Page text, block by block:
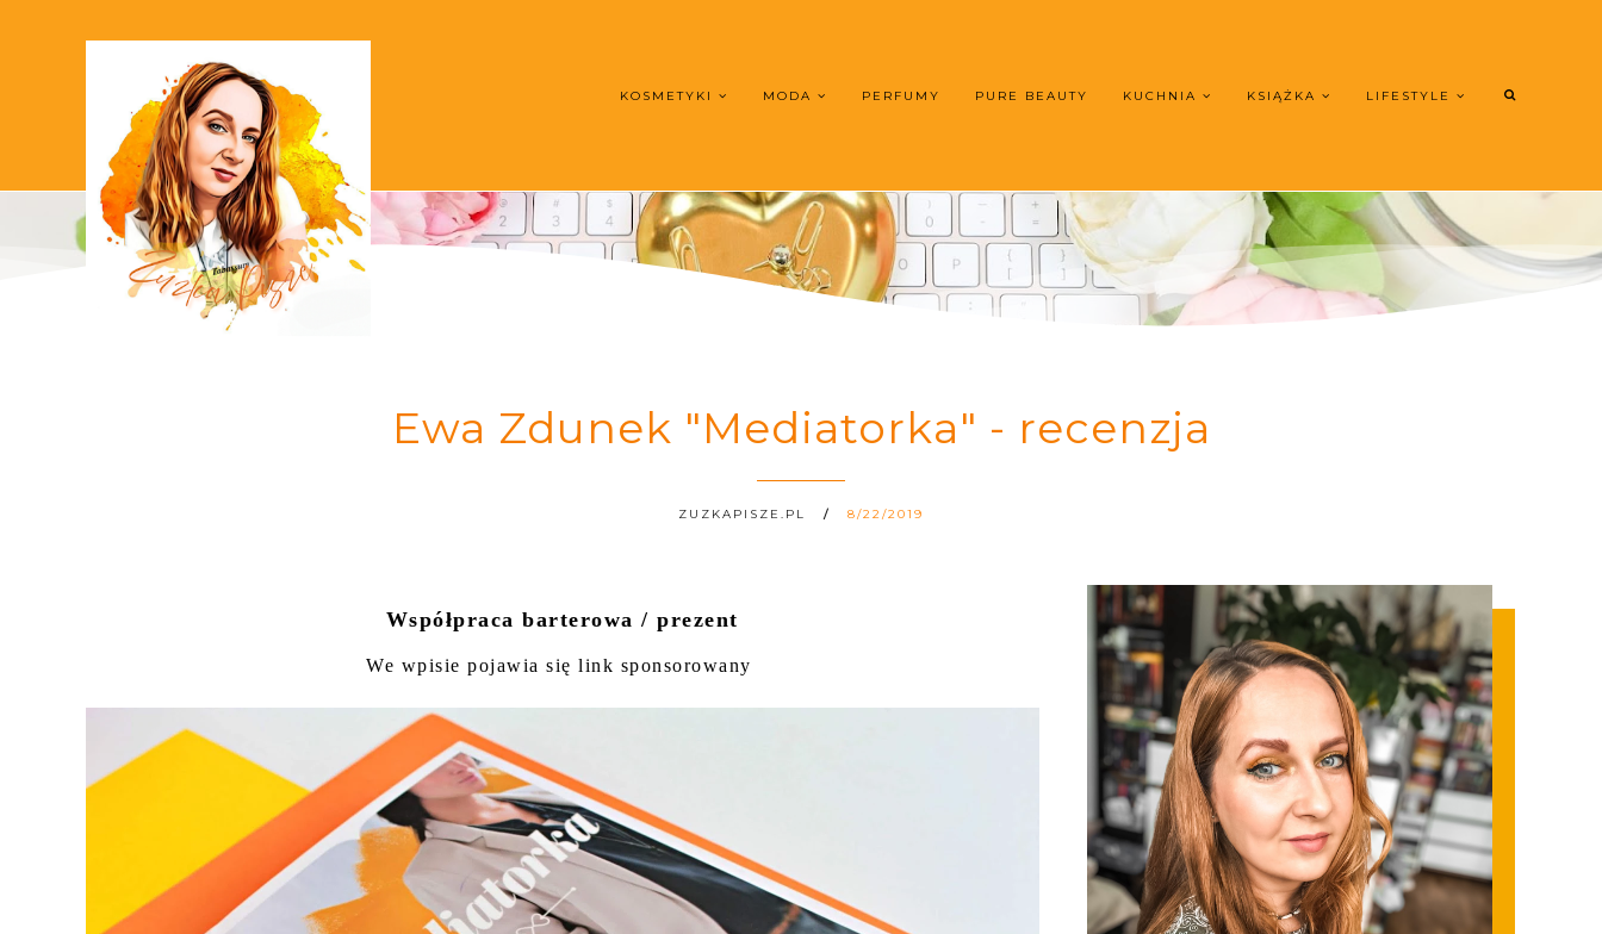
KOSMETYKI MODA PERFUMY PURE BEAUTY KUCHNIA KSIĄŻKA LIFESTYLE
Ewa Zdunek "Mediatorka" - recenzja
ZUZKAPISZE.PL 8/22/2019
Współpraca barterowa / prezent
We wpisie pojawia się link sponsorowany